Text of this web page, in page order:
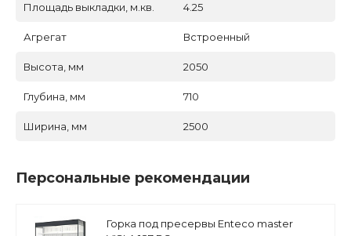
Площадь выкладки, м.кв. 4.25
Агрегат Встроенный
Высота, мм 2050
Глубина, мм 710
Ширина, мм 2500
Персональные рекомендации
Горка под пресервы Enteco master